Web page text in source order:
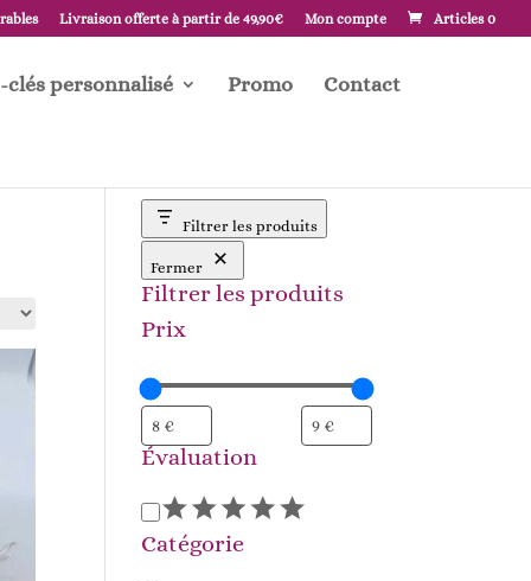
Livraison offerte à partir de 49,90€ Mon compte Articles 0
clés personnalisé Promo Contact
Filtrer les produits
Fermer
Filtrer les produits
Prix
Évaluation
Évaluation
Catégorie